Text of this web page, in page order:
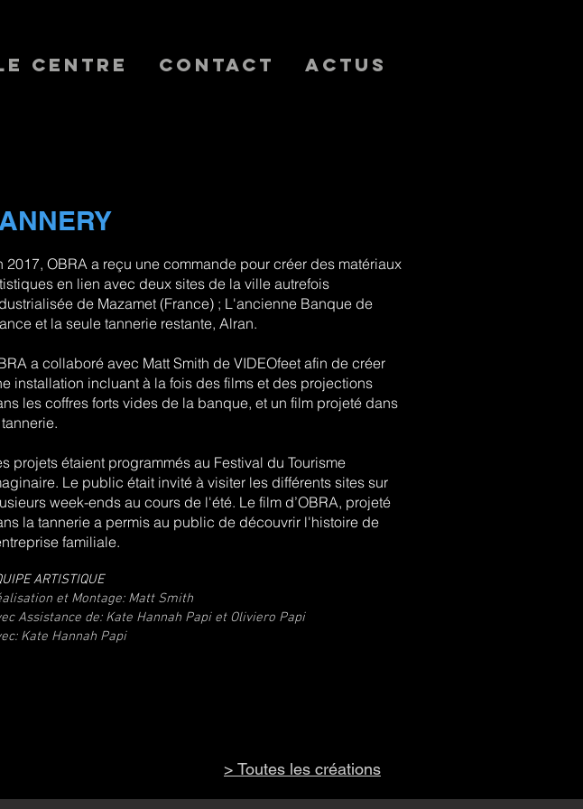
Centre Contact Actus
2017, OBRA a reçu une commande pour créer des matériaux
en lien avec deux sites de la ville autrefois
de Mazamet (France) ; L'ancienne Banque de
et la seule tannerie restante, Alran.
a collaboré avec Matt Smith de VIDEOfeet afin de créer
installation incluant à la fois des films et des projections
les coffres forts vides de la banque, et un film projeté dans
projets étaient programmés au Festival du Tourisme
Le public était invité à visiter les différents sites sur
week-ends au cours de l'été. Le film d’OBRA, projeté
la tannerie a permis au public de découvrir l'histoire de
familiale.
ARTISTIQUE
et Montage: Matt Smith
Assistance de: Kate Hannah Papi et Oliviero Papi
Kate Hannah Papi
> Toutes les créations